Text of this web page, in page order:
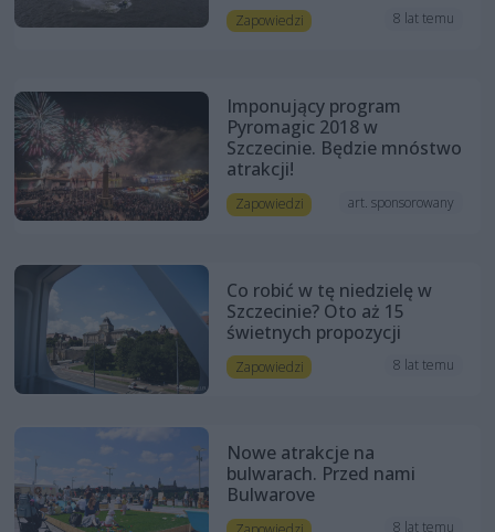
Zapowiedzi 8 lat temu
Imponujący program
Pyromagic 2018 w
Szczecinie. Będzie mnóstwo
atrakcji!
Zapowiedzi art. sponsorowany
Co robić w tę niedzielę w
Szczecinie? Oto aż 15
świetnych propozycji
Zapowiedzi 8 lat temu
Nowe atrakcje na
bulwarach. Przed nami
Bulwarove
8 lat temu